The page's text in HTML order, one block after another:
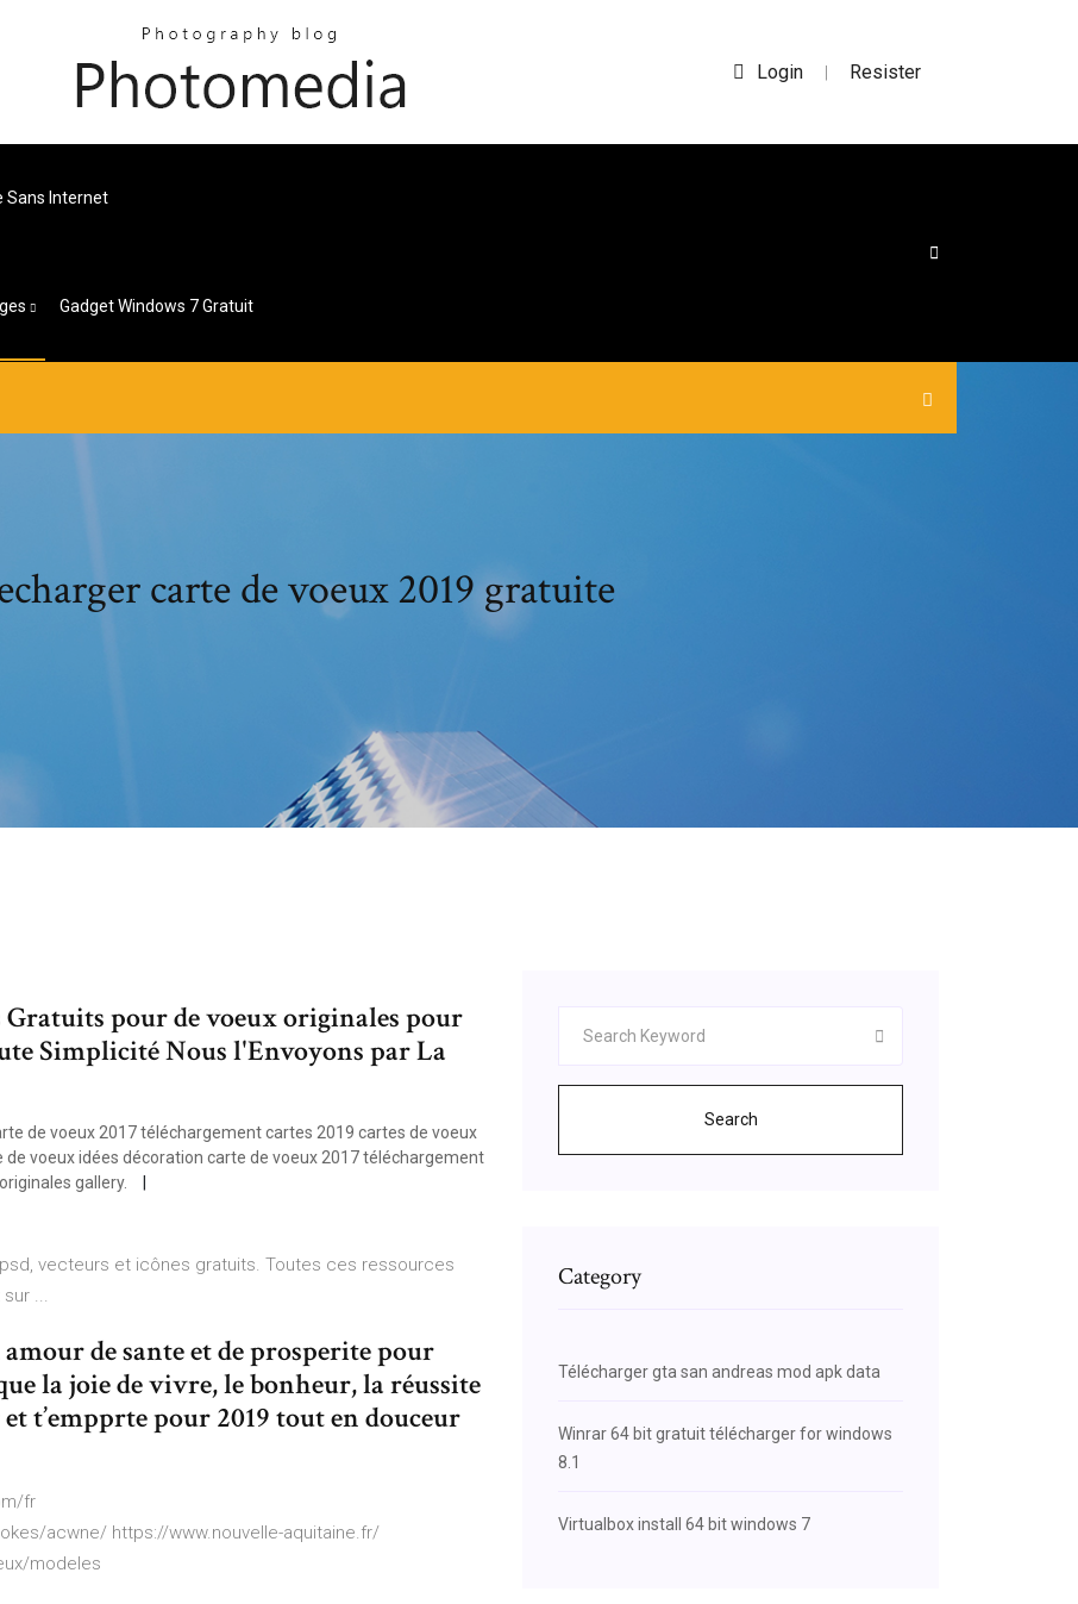
Login | Resister
Sans Internet
Gadget Windows 7 Gratuit
carte de voeux 2019 gratuite
Gratuits pour de voeux originales pour
Simplicité Nous l'Envoyons par La
de voeux 2017 téléchargement cartes 2019 cartes de voeux
voeux idées décoration carte de voeux 2017 téléchargement
gallery.
vecteurs et icônes gratuits. Toutes ces ressources
...
de sante et de prosperite pour
la joie de vivre, le bonheur, la réussite
t’empprte pour 2019 tout en douceur
fr
acwne/ https://www.nouvelle-aquitaine.fr/
modeles
Search
Category
Télécharger gta san andreas mod apk data
Winrar 64 bit gratuit télécharger for windows
8.1
Virtualbox install 64 bit windows 7